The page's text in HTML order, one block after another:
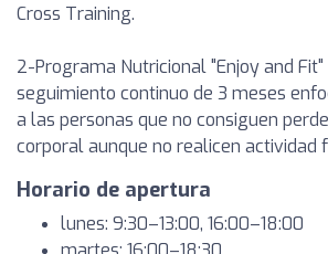
Cross Training.
2-Programa Nutricional "Enjoy and
seguimiento continuo de 3 meses
a las personas que no consiguen
corporal aunque no realicen actividad
Horario de apertura
lunes: 9:30–13:00, 16:00–18:00